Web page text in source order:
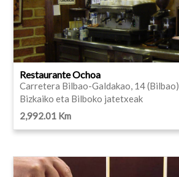
Restaurante Ochoa
Carretera Bilbao-Galdakao, 14 (Bilbao)
Bizkaiko eta Bilboko jatetxeak
2,992.01 Km